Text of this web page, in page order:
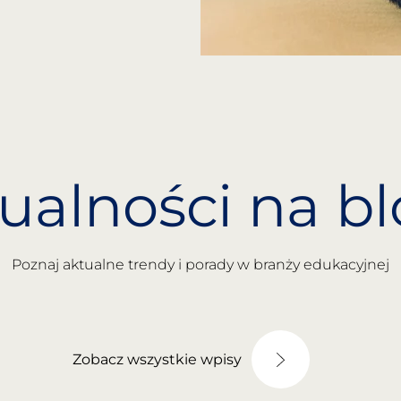
na
Poznaj aktualne trendy i porady w branży edukacyjnej
Zobacz wszystkie wpisy